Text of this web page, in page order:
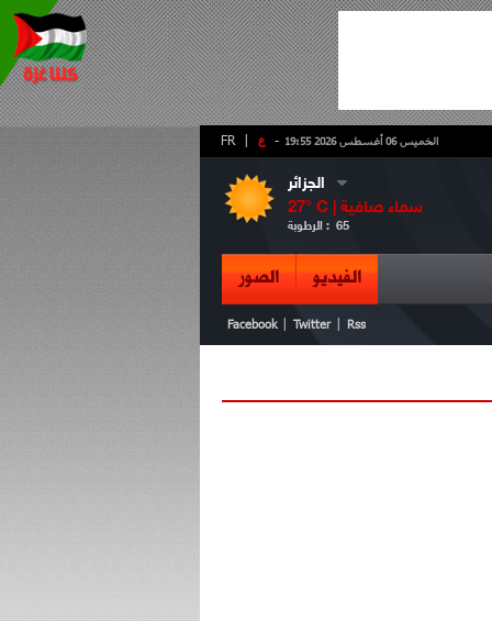
- ع FR الخميس 06 أغسطس 2026 19:55
الجزائر
27° C | سماء صافية
الرطوبة : 65
الفيديو الصور
Facebook Twitter Rss